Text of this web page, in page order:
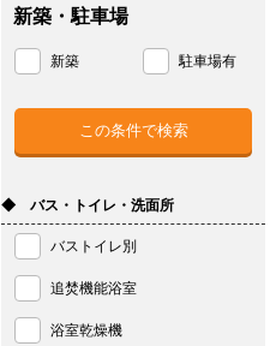
新築・駐車場
新築 駐車場有
◆ バス・トイレ・洗面所
バストイレ別
追焚機能浴室
浴室乾燥機